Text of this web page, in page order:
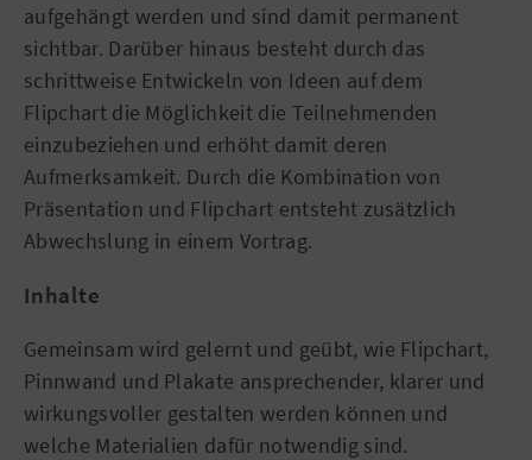
aufgehängt werden und sind damit permanent
sichtbar. Darüber hinaus besteht durch das
schrittweise Entwickeln von Ideen auf dem
Flipchart die Möglichkeit die Teilnehmenden
einzubeziehen und erhöht damit deren
Aufmerksamkeit. Durch die Kombination von
Präsentation und Flipchart entsteht zusätzlich
Abwechslung in einem Vortrag.
Inhalte
Gemeinsam wird gelernt und geübt, wie Flipchart,
Pinnwand und Plakate ansprechender, klarer und
wirkungsvoller gestalten werden können und
welche Materialien dafür notwendig sind.